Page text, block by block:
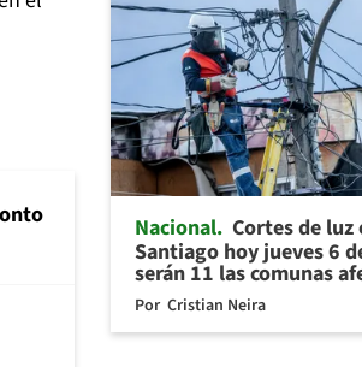
Nacional Cortes de luz
Santiago hoy jueves 6
serán 11 las comunas
Por Cristian Neira